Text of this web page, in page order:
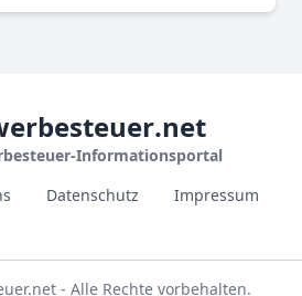
.net
Informationsportal
Datenschutz Impressum
- Alle Rechte vorbehalten.